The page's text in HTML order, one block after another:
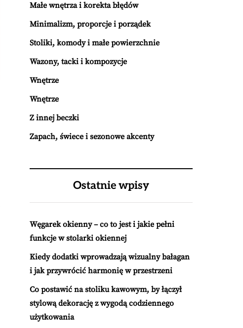
Małe wnętrza i korekta błędów
Minimalizm, proporcje i porządek
Stoliki, komody i małe powierzchnie
Wazony, tacki i kompozycje
Wnętrze
Wnętrze
Z innej beczki
Zapach, świece i sezonowe akcenty
Ostatnie wpisy
Węgarek okienny – co to jest i jakie pełni
funkcje w stolarki okiennej
Kiedy dodatki wprowadzają wizualny bałagan
i jak przywrócić harmonię w przestrzeni
Co postawić na stoliku kawowym, by łączył
stylową dekorację z wygodą codziennego
użytkowania